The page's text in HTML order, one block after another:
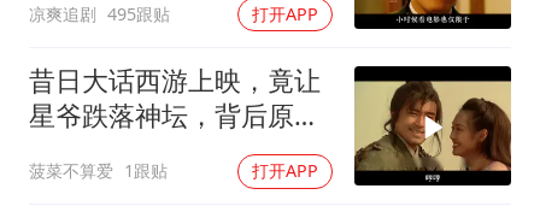
湖北启动重大气象灾害三级应急响应
费大厨口号更改 不再宣传小炒肉大王
56岁刘奕君跟13岁女儿合跳
从科技创新看开局起步的时与势
凉爽追剧 495跟贴 打开APP
昔日大话西游上映，竟让
星爷跌落神坛，背后原因
菠菜不算爱 1跟贴 打开APP